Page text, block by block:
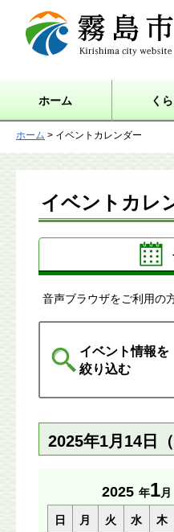
霧島市 Kirishima city
website
ホーム く
ホーム > イベントカレンダー
イベントカレ
音声ブラウザをご利用の
イベント情報を
絞り込む
2025年1月14日
2025 年1月
日 月 火 水 木